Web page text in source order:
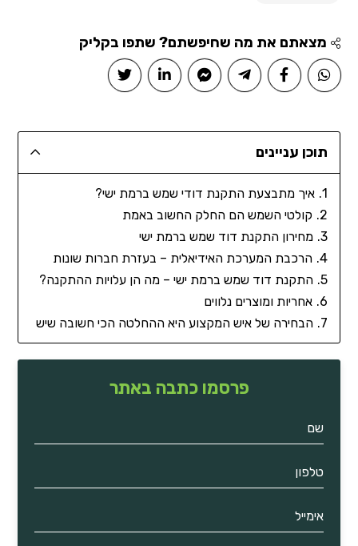
מצאתם את מה שחיפשתם? שתפו בקליק
תוכן עניינים
איך מתבצעת התקנת דודי שמש ברמת ישי?
קולטי השמש הם החלק החשוב באמת
מחירון התקנת דוד שמש ברמת ישי
הרכבת המערכת האידיאלית – בעזרת חברות שונות
התקנת דוד שמש ברמת ישי – מה הן עלויות ההתקנה?
אחריות ומוצרים נלווים
הבחירה של איש המקצוע היא ההחלטה הכי חשובה שיש
פרסמו כתבה באתר